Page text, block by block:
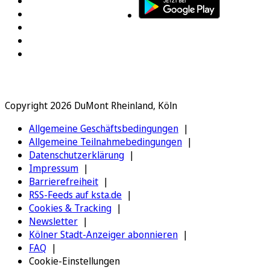
Copyright 2026 DuMont Rheinland, Köln
Allgemeine Geschäftsbedingungen
Allgemeine Teilnahmebedingungen
Datenschutzerklärung
Impressum
Barrierefreiheit
RSS-Feeds auf ksta.de
Cookies & Tracking
Newsletter
Kölner Stadt-Anzeiger abonnieren
FAQ
Cookie-Einstellungen